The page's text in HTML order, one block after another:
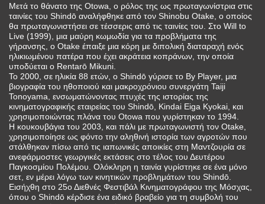
Μετά το θάνατο της Otowa, ο ρόλος της ως πρωταγωνίστρια στις
ταινίες του Shindō αναλήφθηκε από τον Shinobu Otake, ο οποίος
θα πρωταγωνιστήσει σε τέσσερις από τις ταινίες του. Στο Will to
Live (1999), μια μαύρη κωμωδία για τα προβλήματα της
γήρανσης, ο Otake έπαιξε μια κόρη με διπολική διαταραχή ενός
ηλικιωμένου πατέρα που έχει ακράτεια κοπράνων, την οποία
υποδύεται ο Rentarō Mikuni.
Το 2000, σε ηλικία 88 ετών, ο Shindō γύρισε το By Player, μια
βιογραφία του ηθοποιού και μακροχρόνιου συνεργάτη Taiji
Tonoyama, ενσωματώνοντας πτυχές της ιστορίας της
κινηματογραφικής εταιρείας του Shindō, Kindai Eiga Kyokai, και
χρησιμοποιώντας πλάνα του Otowa που γυρίστηκαν το 1994.
Η κουκουβάγια του 2003, και πάλι με πρωταγωνιστή τον Otake,
χρησιμοποίησε ως φόντο την αληθινή ιστορία των αγροτών που
στάλθηκαν πίσω από τις ιαπωνικές αποικίες στη Μαντζουρία σε
ανεφάρμοστες γεωργικές εκτάσεις στο τέλος του Δευτέρου
Παγκοσμίου Πολέμου. Ολόκληρη η ταινία γυρίστηκε σε ένα μόνο
σετ, εν μέρει λόγω των κινητικών προβλημάτων του Shindō.
Εισήχθη στο 25ο Διεθνές Φεστιβάλ Κινηματογράφου της Μόσχας,
όπου ο Shindō κέρδισε ένα ειδικό βραβείο για τη συμβολή του